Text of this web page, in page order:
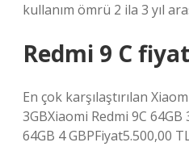
kullanım ömrü 2 ila 3 yıl
Redmi 9 C
En çok karşılaştırılan
3GBXiaomi Redmi 9C
64GB 4 GBPFiyat5.500,00 TL